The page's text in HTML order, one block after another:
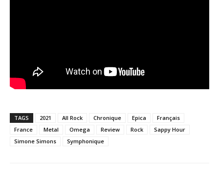
TAGS 2021 All Rock Chronique Epica
Français
France
Metal Omega Review Rock
Sappy Hour
Simone Simons
Symphonique